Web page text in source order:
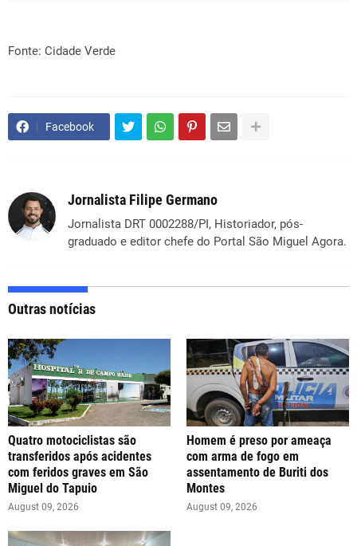
Fonte: Cidade Verde
Facebook
Jornalista Filipe Germano
Jornalista DRT 0002288/PI, Historiador, pós-
graduado e editor chefe do Portal São Miguel Agora.
Outras notícias
Quatro motociclistas são
transferidos após acidentes
com feridos graves em São
Miguel do Tapuio
August 09, 2026
Homem é preso por ameaça
com arma de fogo em
assentamento de Buriti dos
Montes
August 09, 2026